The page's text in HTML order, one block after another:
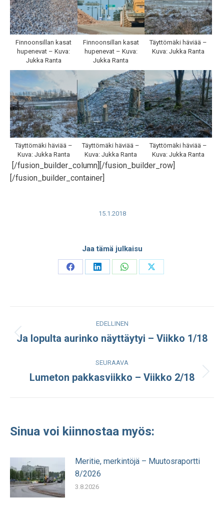
Finnoonsillan kasat
hupenevat – Kuva:
Jukka Ranta
Finnoonsillan kasat
hupenevat – Kuva:
Jukka Ranta
Täyttömäki häviää –
Kuva: Jukka Ranta
Täyttömäki häviää –
Kuva: Jukka Ranta
Täyttömäki häviää –
Kuva: Jukka Ranta
Täyttömäki häviää –
Kuva: Jukka Ranta
[/fusion_builder_column][/fusion_builder_row]
[/fusion_builder_container]
15.1.2018
Jaa tämä julkaisu
Share
Share
Share
Share
navigation
EDELLINEN
Edellinen
Ja lopulta aurinko näyttäytyi – Viikko 1/18
SEURAAVA
Seuraava
Lumeton pakkasviikko – Viikko 2/18
Sinua voi kiinnostaa myös:
Meritie, merkintöjä – Muutosraportti
8/2026
3.8.2026